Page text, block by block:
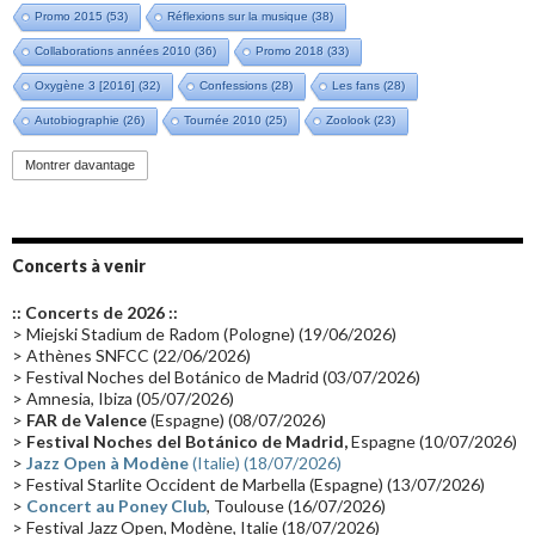
Promo 2015 (53) Réflexions sur la musique (38)
Collaborations années 2010 (36) Promo 2018 (33)
Oxygène 3 [2016] (32) Confessions (28) Les fans (28)
Autobiographie (26) Tournée 2010 (25) Zoolook (23)
Promo 2019(23)
Groupe de Recherche Musicale
Passages radio Vidéo Jarrecast (16) Synthé 80's
Les concerts en Chine(16) Cinéma
Synthé Roland(15) Belgique(15)
(14) Astronomie (14) (14)
Tournée 2025(14) 2024(14) Chine(13)
Montrer davantage
Concerts à venir
:: Concerts de 2026 ::
> Miejski Stadium de Radom (Pologne) (19/06/2026)
> Athènes SNFCC (22/06/2026)
> Festival Noches del Botánico de Madrid (03/07/2026)
> Amnesia, Ibiza (05/07/2026)
> FAR de Valence(Espagne) (08/07/2026)
> Festival Noches del Botánico de Madrid,Espagne (10/07/2026)
> Jazz Open à Modène(Italie) (18/07/2026)
> Festival Starlite Occident de Marbella (Espagne) (13/07/2026)
> Concert au Poney Club, Toulouse (16/07/2026)
> Festival Jazz Open, Modène, Italie (18/07/2026)